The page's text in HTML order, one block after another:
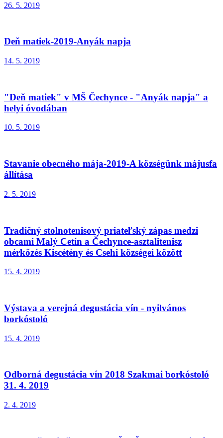
26. 5. 2019
Deň matiek-2019-Anyák napja
14. 5. 2019
"Deň matiek" v MŠ Čechynce - "Anyák napja" a
helyi óvodában
10. 5. 2019
Stavanie obecného mája-2019-A községünk májusfa
állítása
2. 5. 2019
Tradičný stolnotenisový priateľský zápas medzi
obcami Malý Cetín a Čechynce-asztalitenisz
mérkőzés Kiscétény és Csehi községei között
15. 4. 2019
Výstava a verejná degustácia vín - nyilvános
borkóstoló
15. 4. 2019
Odborná degustácia vín 2018 Szakmai borkóstoló
31. 4. 2019
2. 4. 2019